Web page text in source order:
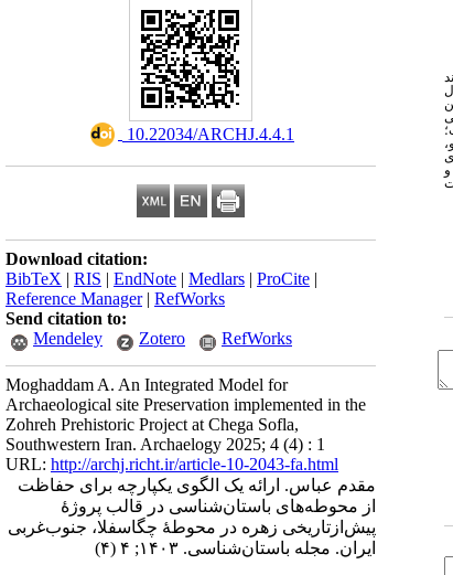
‎ 10.22034/ARCHJ.4.4.1
Download citation:
BibTeX | RIS | EndNote | Medlars | ProCite |
Reference Manager| RefWorks
Send citation to:
Mendeley
Zotero RefWorks
Moghaddam A. An Integrated Model for
Archaeological site Preservation implemented in the
Zohreh Prehistoric Project at Chega Sofla,
Southwestern Iran. Archaelogy 2025; 4 (4) : 1
URL: http://archj.richt.ir/article-10-2043-fa.html
مقدم عباس. ارائه یک الگوی یکپارچه برای حفاظت
از محوطه‌های باستان‌شناسی در قالب پروژۀ
پیش‌ازتاریخی زهره در محوطۀ چگاسفلا، جنوب‌غربی
ایران. مجله باستان‌شناسی. ۱۴۰۳; ۴ (۴)